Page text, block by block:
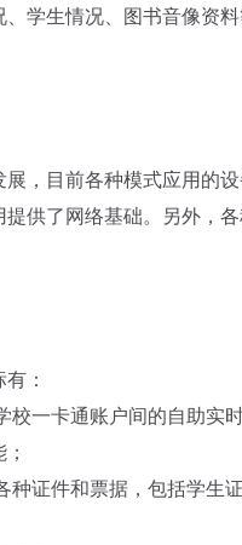
学生情况、图书音像资料
，目前各种模式应用的
供了网络基础。另外，
：
校一卡通账户间的自助
种证件和票据，包括学